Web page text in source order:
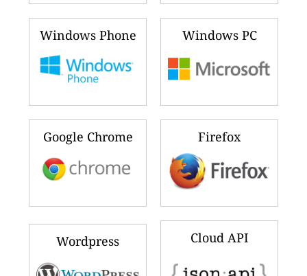
Windows Phone Windows PC
Google Chrome Firefox
Wordpress Cloud API